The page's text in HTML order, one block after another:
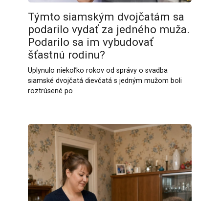
Týmto siamským dvojčatám sa
podarilo vydať za jedného muža.
Podarilo sa im vybudovať
šťastnú rodinu?
Uplynulo niekoľko rokov od správy o svadba
siamské dvojčatá dievčatá s jedným mužom boli
roztrúsené po